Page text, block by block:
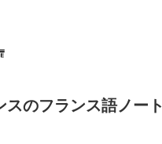
スのフランス語ノート